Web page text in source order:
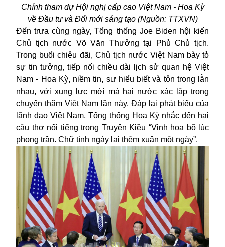
Chính tham dự Hội nghị cấp cao Việt Nam - Hoa Kỳ
về Đầu tư và Đổi mới sáng tạo (Nguồn: TTXVN)
Đến trưa cùng ngày, Tổng thống Joe Biden hội kiến
Chủ tịch nước Võ Văn Thưởng tại Phủ Chủ tịch.
Trong buổi chiêu đãi, Chủ tịch nước Việt Nam bày tỏ
sự tin tưởng, tiếp nối chiều dài lịch sử quan hệ Việt
Nam - Hoa Kỳ, niềm tin, sự hiểu biết và tôn trọng lẫn
nhau, với xung lực mới mà hai nước xác lập trong
chuyến thăm Việt Nam lần này. Đáp lại phát biểu của
lãnh đạo Việt Nam, Tổng thống Hoa Kỳ nhắc đến hai
câu thơ nổi tiếng trong Truyện Kiều “Vinh hoa bõ lúc
phong trần. Chữ tình ngày lại thêm xuân một ngày”.